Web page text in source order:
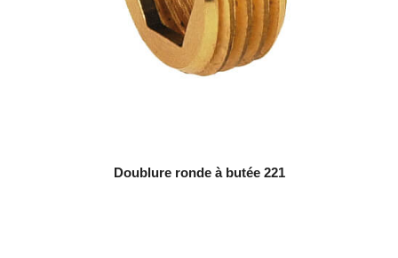
Doublure ronde à butée 221